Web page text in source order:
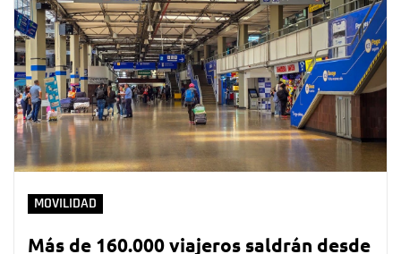
MOVILIDAD
Más de 160.000 viajeros saldrán desde